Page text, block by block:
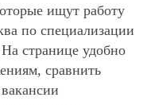
ищут работу
по специализации
странице удобно
сравнить